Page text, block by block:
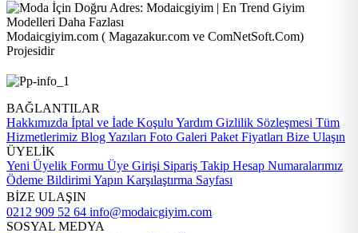
Modaicgiyim.com ( Magazakur.com ve ComNetSoft.Com)
Projesidir
BAĞLANTILAR
Hakkımızda İptal ve İade Koşulu Yardım Gizlilik Sözleşmesi Tüm
Hizmetlerimiz Blog Yazıları Foto Galeri Paket Fiyatları Bize Ulaşın
ÜYELİK
Yeni Üyelik Formu Üye Girişi Sipariş Takip Hesap Numaralarımız
Ödeme Bildirimi Yapın Karşılaştırma Sayfası
BİZE ULAŞIN
0212 909 52 64 info@modaicgiyim.com
SOSYAL MEDYA